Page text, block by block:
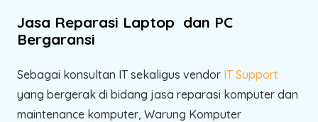
Jasa Reparasi Laptop dan PC
Bergaransi
Sebagai konsultan IT sekaligus vendor IT Support
yang bergerak di bidang jasa reparasi komputer dan
maintenance komputer, Warung Komputer